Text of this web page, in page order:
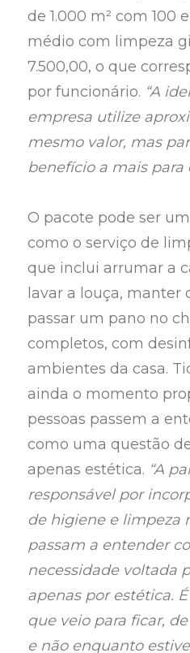
de 1.000 m² com 100
médio com limpeza
7.500,00, o que
por funcionário. “A
empresa utilize
mesmo valor, mas
benefício a mais para
O pacote pode ser
como o serviço de
que inclui arrumar a
lavar a louça, manter
passar um pano no
completos, com
ambientes da casa.
ainda o momento
pessoas passem a
como uma questão
apenas estética. “A
responsável por
de higiene e limpeza
passam a entender
necessidade voltada
apenas por estética.
que veio para ficar,
e não enquanto